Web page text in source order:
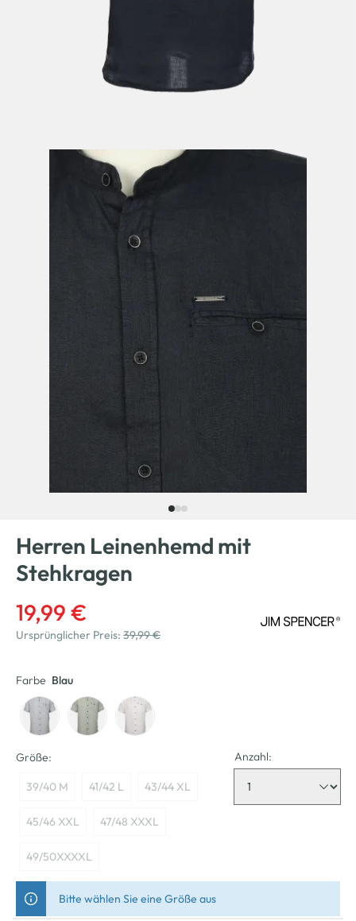
Herren Leinenhemd mit
Stehkragen
19,99 €
Ursprünglicher Preis: 39,99 €
Farbe Blau
Größe:
39/40 M 41/42 L 43/44 XL
45/46 XXL 47/48 XXXL
49/50XXXXL
Anzahl:
Bitte wählen Sie eine Größe aus